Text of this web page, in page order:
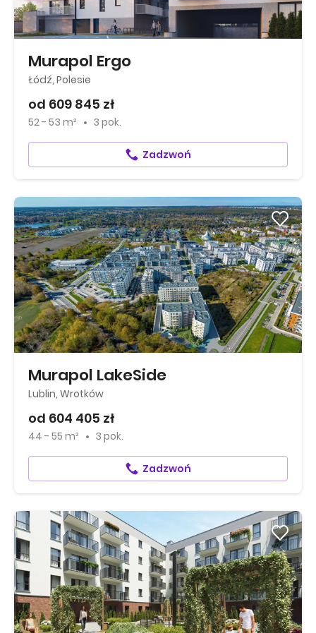
Murapol Ergo
Łódź, Polesie
od 609 845 zł
52 - 53 m² 3 pok.
Zadzwoń
Murapol LakeSide
Lublin, Wrotków
od 604 405 zł
44 - 55 m² 3 pok.
Zadzwoń